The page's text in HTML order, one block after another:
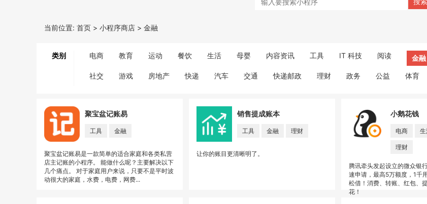
当前位置: 首页 > 小程序商店 > 金融
类别 电商 教育 运动 餐饮 生活 母婴 内容资讯 工具 IT 科技 阅读 金融
社交 游戏 房地产 快递 汽车 交通 快递邮政 理财 政务 公益 体育
聚宝盆记账易
工具 金融
聚宝盆记账易是一款简单的适合家庭和各类私营
店主记账的小程序。 能做什么呢？主要解决以下
几个痛点。 对于家庭用户来说，只要不是平时波
动很大的家庭，水费，电费，网费...
销售提成账本
工具 金融 理财
让你的账目更清晰明了。
小鹅花钱
电商
理财
腾讯牵头发起设立的微众银
速申请，最高5万额度，1千
松借！消费、转账、红包、
花！